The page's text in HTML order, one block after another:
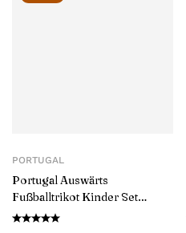
PORTUGAL
Portugal Auswärts
Fußballtrikot Kinder Set
2026/27